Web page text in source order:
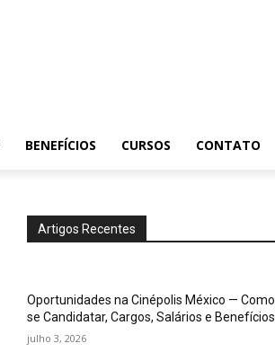
BENEFÍCIOS CURSOS CONTATO
Artigos Recentes
Oportunidades na Cinépolis México — Como
se Candidatar, Cargos, Salários e Benefícios
julho 3, 2026